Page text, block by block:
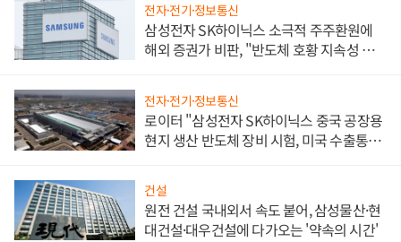
전자·전기·정보통신
삼성전자 SK하이닉스 소극적 주주환원에
해외 증권가 비판, "반도체 호황 지속성 의
전자·전기·정보통신
로이터 "삼성전자 SK하이닉스 중국 공장용
현지 생산 반도체 장비 시험, 미국 수출통제
건설
원전 건설 국내외서 속도 붙어, 삼성물산·현
대건설·대우건설에 다가오는 '약속의 시간'